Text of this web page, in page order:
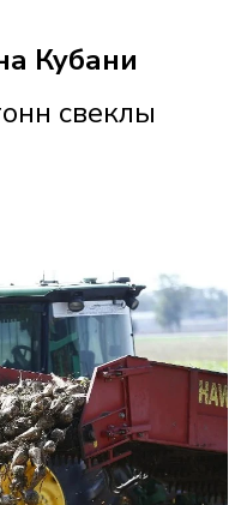
Кубани
свеклы